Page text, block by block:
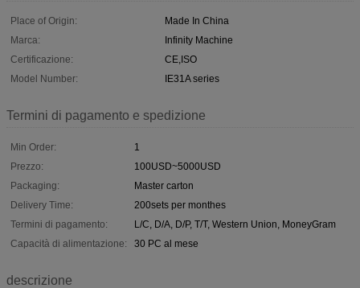
Place of Origin:
Made In China
Marca:
Infinity Machine
Certificazione:
CE,ISO
Model Number:
IE31A series
Termini di pagamento e spedizione
Min Order:
1
Prezzo:
100USD~5000USD
Packaging:
Master carton
Delivery Time:
200sets per monthes
Termini di pagamento:
L/C, D/A, D/P, T/T, Western Union, MoneyGram
Capacità di alimentazione:
30 PC al mese
descrizione